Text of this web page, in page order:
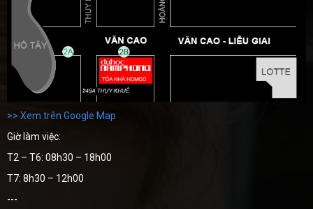
>> Xem trên Google Map
Giờ làm việc:
T2 – T6: 08h30 – 18h00
T7: 8h30 – 12h00
---